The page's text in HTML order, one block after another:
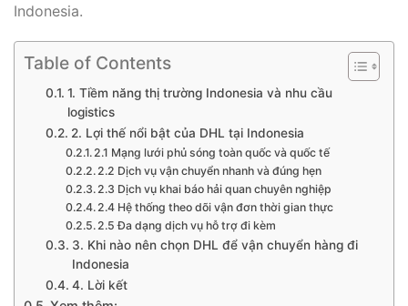
Indonesia.
Table of Contents
1. Tiềm năng thị trường Indonesia và nhu cầu
logistics
2. Lợi thế nổi bật của DHL tại Indonesia
2.1 Mạng lưới phủ sóng toàn quốc và quốc tế
2.2 Dịch vụ vận chuyển nhanh và đúng hẹn
2.3 Dịch vụ khai báo hải quan chuyên nghiệp
2.4 Hệ thống theo dõi vận đơn thời gian thực
2.5 Đa dạng dịch vụ hỗ trợ đi kèm
3. Khi nào nên chọn DHL để vận chuyển hàng đi
Indonesia
4. Lời kết